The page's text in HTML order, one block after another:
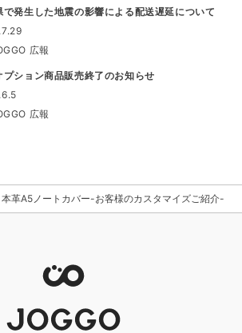
で発生した地震の影響による配送遅延について
広報
プション商品販売終了のお知らせ
広報
本革A5ノートカバー-お客様のカスタマイズご紹介-